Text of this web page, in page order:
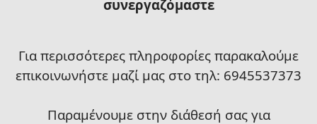
συνεργαζόμαστε
Για περισσότερες πληροφορίες παρακαλούμε
επικοινωνήστε μαζί μας στο τηλ: 6945537373
Παραμένουμε στην διάθεσή σας για